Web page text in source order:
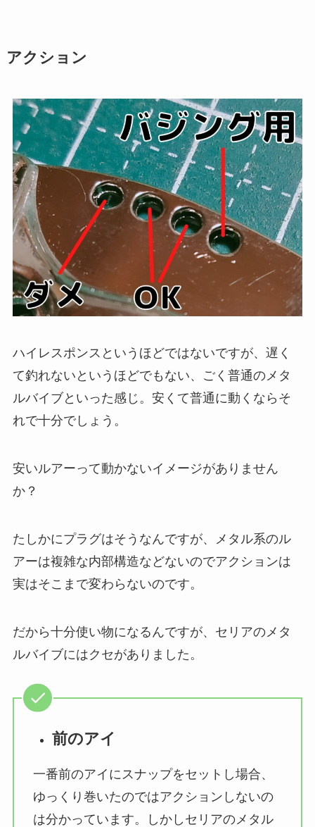
アクション
ハイレスポンスというほどではないですが、遅く
て釣れないというほどでもない、ごく普通のメタ
ルバイブといった感じ。安くて普通に動くならそ
れで十分でしょう。
安いルアーって動かないイメージがありません
か？
たしかにプラグはそうなんですが、メタル系のル
アーは複雑な内部構造などないのでアクションは
実はそこまで変わらないのです。
だから十分使い物になるんですが、セリアのメタ
ルバイブにはクセがありました。
前のアイ
一番前のアイにスナップをセットし場合、
ゆっくり巻いたのではアクションしないの
は分かっています。しかしセリアのメタル